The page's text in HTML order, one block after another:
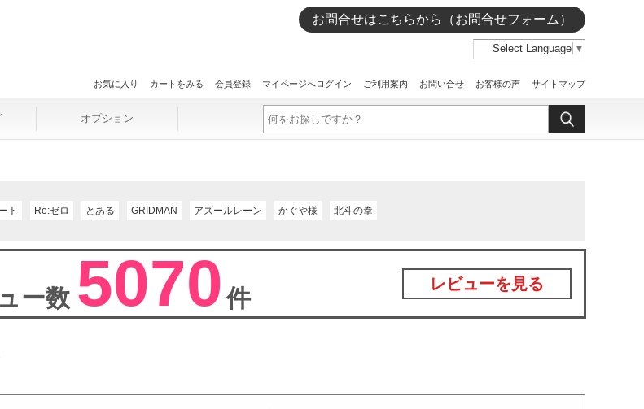
お問合せはこちらから（お問合せフォーム）
Select Language ▼
お気に入り カートをみる 会員登録 マイページへログイン ご利用案内 お問い合せ お客様の声 サイトマップ
オプション
ト Re:ゼロ とある GRIDMAN アズールレーン かぐや様 北斗の拳
ー数 5070件
レビューを見る